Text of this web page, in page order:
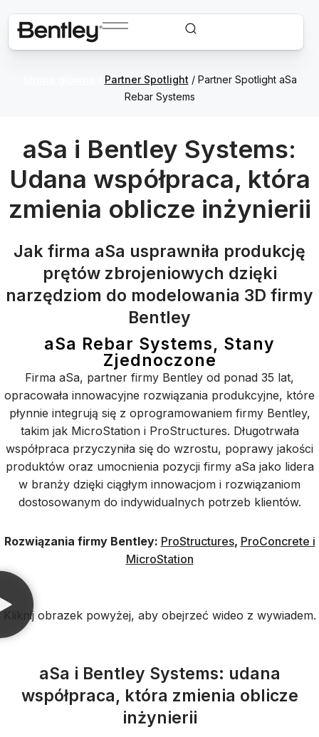
Partner Spotlight / Partner Spotlight aSa
Rebar Systems
aSa i Bentley Systems:
Udana współpraca, która
zmienia oblicze inżynierii
Jak firma aSa usprawniła produkcję
prętów zbrojeniowych dzięki
narzędziom do modelowania 3D firmy
Bentley
aSa Rebar Systems, Stany
Zjednoczone
Firma aSa, partner firmy Bentley od ponad 35 lat,
opracowała innowacyjne rozwiązania produkcyjne, które
płynnie integrują się z oprogramowaniem firmy Bentley,
takim jak MicroStation i ProStructures. Długotrwała
współpraca przyczyniła się do wzrostu, poprawy jakości
produktów oraz umocnienia pozycji firmy aSa jako lidera
w branży dzięki ciągłym innowacjom i rozwiązaniom
dostosowanym do indywidualnych potrzeb klientów.
Rozwiązania firmy Bentley: ProStructures, ProConcrete i
MicroStation
Kliknij obrazek powyżej, aby obejrzeć wideo z wywiadem.
aSa i Bentley Systems: udana
współpraca, która zmienia oblicze
inżynierii